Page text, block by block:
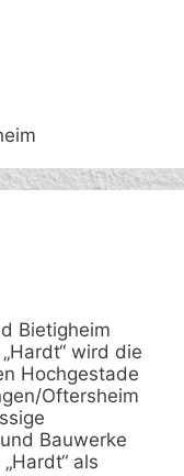
Bietigheim
wird die
Hochgestade
Oftersheim
Bauwerke
als